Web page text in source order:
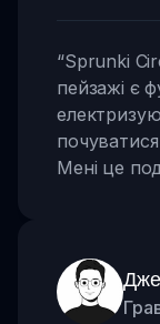
“Sprunki
пейзажі є
Мені це